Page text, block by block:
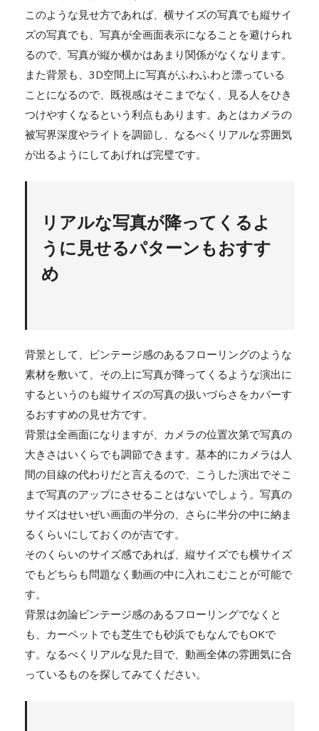
このような見せ方であれば、横サイズの写真でも縦サイ
ズの写真でも、写真が全画面表示になることを避けられ
るので、写真が縦か横かはあまり関係がなくなります。
また背景も、3D空間上に写真がふわふわと漂っている
ことになるので、既視感はそこまでなく、見る人をひき
つけやすくなるという利点もあります。あとはカメラの
被写界深度やライトを調節し、なるべくリアルな雰囲気
が出るようにしてあげれば完璧です。
リアルな写真が降ってくるよ
うに見せるパターンもおすす
め
背景として、ビンテージ感のあるフローリングのような
素材を敷いて、その上に写真が降ってくるような演出に
するというのも縦サイズの写真の扱いづらさをカバーす
るおすすめの見せ方です。
背景は全画面になりますが、カメラの位置次第で写真の
大きさはいくらでも調節できます。基本的にカメラは人
間の目線の代わりだと言えるので、こうした演出でそこ
まで写真のアップにさせることはないでしょう。写真の
サイズはせいぜい画面の半分の、さらに半分の中に納ま
るくらいにしておくのが吉です。
そのくらいのサイズ感であれば、縦サイズでも横サイズ
でもどちらも問題なく動画の中に入れこむことが可能で
す。
背景は勿論ビンテージ感のあるフローリングでなくと
も、カーペットでも芝生でも砂浜でもなんでもOKで
す。なるべくリアルな見た目で、動画全体の雰囲気に合
っているものを探してみてください。